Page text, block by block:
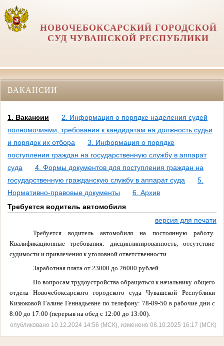
НОВОЧЕБОКСАРСКИЙ ГОРОДСКОЙ
СУД ЧУВАШСКОЙ РЕСПУБЛИКИ
ВАКАНСИИ
1. Вакансии
2. Информация о порядке наделения судей
полномочиями, требования к кандидатам на должность судьи
и порядок их отбора
3. Информация о порядке
поступления граждан на государственную службу в аппарат
суда
4. Формы документов для поступления граждан на
государственную гражданскую службу в аппарат суда
5.
Нормативно-правовые документы
6. Архив
Требуется водитель автомобиля
версия для печати
Требуется водитель автомобиля на постоянную работу.
Квалификационные требования: дисциплинированность, отсутствие
судимости и привлечения к уголовной ответственности.
Заработная плата от 23000 до 26000 рублей.
По вопросам трудоустройства обращаться к начальнику общего
отдела Новочебоксарского городского суда Чувашской Республики
Кизюковой Галине Геннадьевне по телефону: 78-89-50 в рабочие дни с
8:00 до 17:00 (перерыв на обед с 12:00 до 13:00).
опубликовано 10.12.2024 14:56 (МСК), изменено 08.10.2025 16:17 (МСК)